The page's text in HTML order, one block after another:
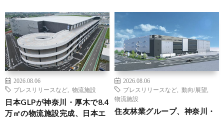
2026.08.06
プレスリリースなど
物流施設
日本GLPが神奈川・厚木で8.4
万㎡の物流施設完成、日本エ
2026.08.06
プレスリリースなど
動向/展望
物流施設
住友林業グループ、神奈川・